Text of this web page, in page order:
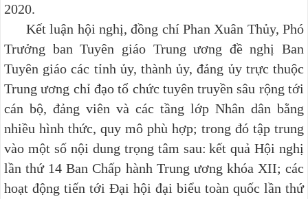
2020.
Kết luận hội nghị, đồng chí Phan Xuân Thủy, Phó
Trưởng ban Tuyên giáo Trung ương đề nghị Ban
Tuyên giáo các tỉnh ủy, thành ủy, đảng ủy trực thuộc
Trung ương chỉ đạo tổ chức tuyên truyền sâu rộng tới
cán bộ, đảng viên và các tầng lớp Nhân dân bằng
nhiều hình thức, quy mô phù hợp; trong đó tập trung
vào một số nội dung trọng tâm sau: kết quả Hội nghị
lần thứ 14 Ban Chấp hành Trung ương khóa XII; các
hoạt động tiến tới Đại hội đại biểu toàn quốc lần thứ